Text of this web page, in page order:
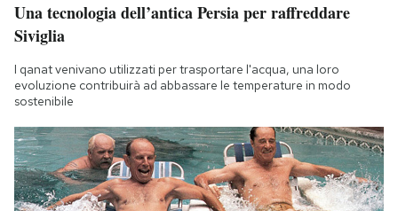
Una tecnologia dell’antica Persia per raffreddare
Siviglia
I qanat venivano utilizzati per trasportare l'acqua, una loro
evoluzione contribuirà ad abbassare le temperature in modo
sostenibile